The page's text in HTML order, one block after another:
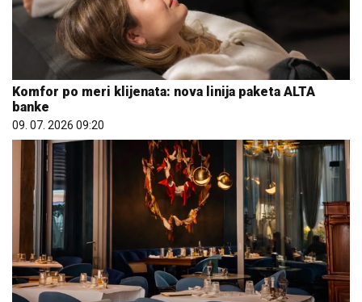
Komfor po meri klijenata: nova linija paketa ALTA
banke
09. 07. 2026 09:20